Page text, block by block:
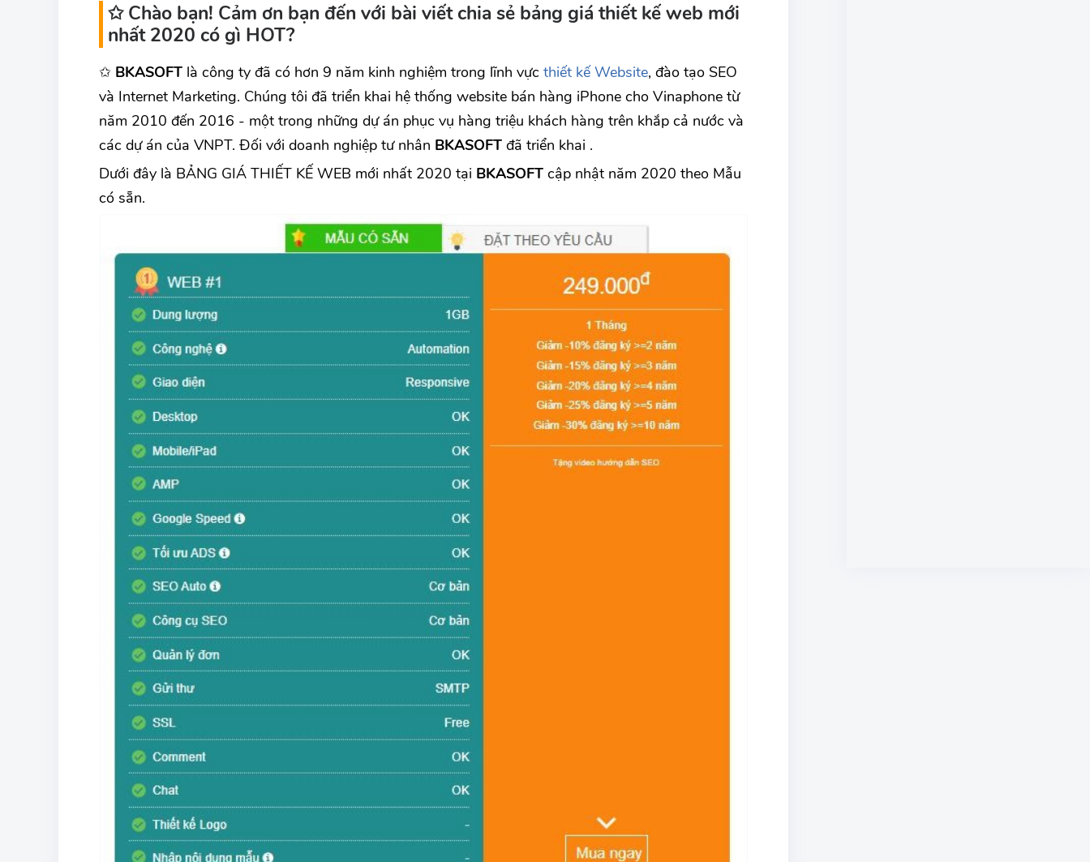
✩ Chào bạn! Cảm ơn bạn đến với bài viết chia sẻ bảng giá thiết kế web mới
nhất 2020 có gì HOT?
✩ BKASOFT là công ty đã có hơn 9 năm kinh nghiệm trong lĩnh vực thiết kế Website, đào tạo SEO
và Internet Marketing. Chúng tôi đã triển khai hệ thống website bán hàng iPhone cho Vinaphone từ
năm 2010 đến 2016 - một trong những dự án phục vụ hàng triệu khách hàng trên khắp cả nước và
các dự án của VNPT. Đối với doanh nghiệp tư nhân BKASOFT đã triển khai .
Dưới đây là BẢNG GIÁ THIẾT KẾ WEB mới nhất 2020 tại BKASOFT cập nhật năm 2020 theo Mẫu
có sẵn.